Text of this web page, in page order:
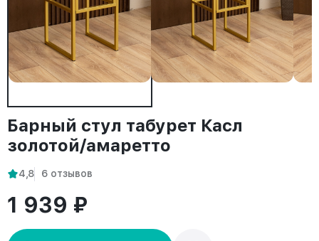
Барный стул табурет Касл
золотой/амаретто
4,8 6 отзывов
1 939 ₽